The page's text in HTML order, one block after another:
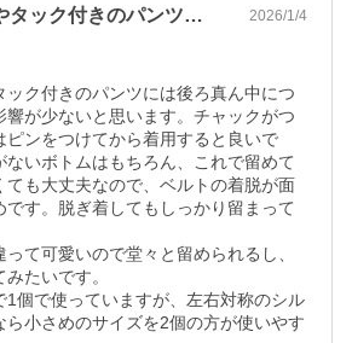
センタープレスやタック付きのパンツには… 2026/1/4
ック付きのパンツには後ろ真ん中につ
響が少ないと思います。チャックがつ
ピンをつけてから着用すると良いで
いボトムはもちろん、これで留めて
ても大丈夫なので、ベルトの着脱が面
す。脱ぎ着してもしっかり留まって
て可愛いので堂々と留められるし、
たいです。
1個で使っていますが、左右対称のシル
ら小さめのサイズを2個の方が使いやす